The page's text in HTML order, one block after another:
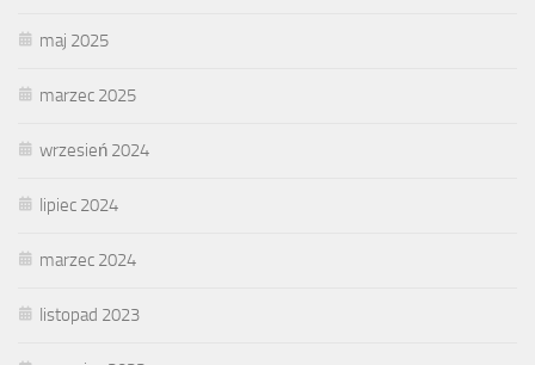
maj 2025
marzec 2025
wrzesień 2024
lipiec 2024
marzec 2024
listopad 2023